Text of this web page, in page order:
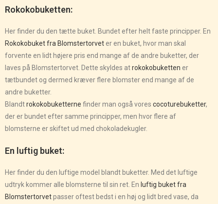
Rokokobuketten:
Her finder du den tætte buket. Bundet efter helt faste principper. En
Rokokobuket fra Blomstertorveter en buket, hvor man skal
forvente en lidt højere pris end mange af de andre buketter, der
laves på Blomstertorvet. Dette skyldes atrokokobuketten er
tætbundet og dermed kræver flere blomster end mange af de
andre buketter.
Blandtrokokobuketterne finder man også vores cocoturebuketter,
der er bundet efter samme principper, men hvor flere af
blomsterne er skiftet ud med chokoladekugler.
En luftig buket:
Her finder du den luftige model blandt buketter. Med det luftige
udtryk kommer alle blomsterne til sin ret. En luftig buket fra
Blomstertorvetpasser oftest bedst i en høj og lidt bred vase, da